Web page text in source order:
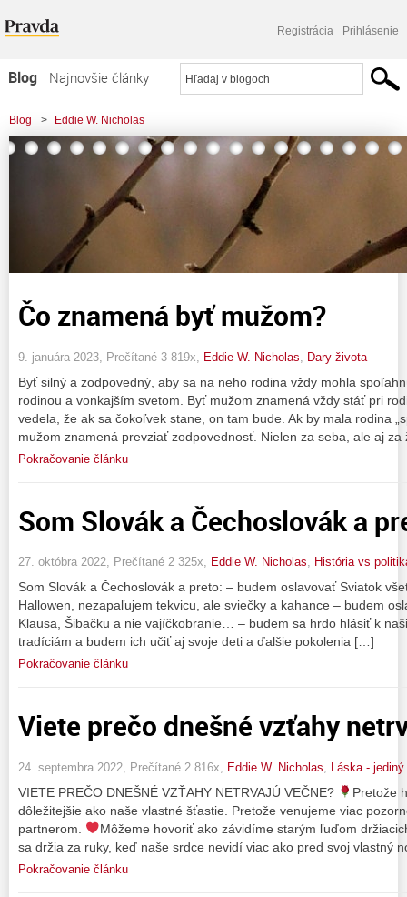
Registrácia Prihlásenie
Blog
Najnovšie články
Najčítanejšie články
Najkomentovanejšie články
Komerčné blogy
Blog > Eddie W. Nicholas
Čo znamená byť mužom?
9. januára 2023, Prečítané 3 819x, Eddie W. Nicholas Dary života
Byť silný a zodpovedný, aby sa na neho rodina vždy mohla
rodinou a vonkajším svetom. Byť mužom znamená vždy stáť pri
vedela, že ak sa čokoľvek stane, on tam bude. Ak by mala rodina
mužom znamená prevziať zodpovednosť. Nielen za seba, ale aj
Pokračovanie článku
Som Slovák a Čechoslovák a
27. októbra 2022, Prečítané 2 325x, Eddie W. Nicholas, História vs
Som Slovák a Čechoslovák a preto: – budem oslavovať Sviatok
Hallowen, nezapaľujem tekvicu, ale sviečky a kahance – budem
Klausa, Šibačku a nie vajíčkobranie… – budem sa hrdo hlásiť k
tradíciám a budem ich učiť aj svoje deti a ďalšie pokolenia […]
Pokračovanie článku
Viete prečo dnešné vzťahy
24. septembra 2022, Prečítané 2 816x, Eddie W. Nicholas Láska -
VIETE PREČO DNEŠNÉ VZŤAHY NETRVAJÚ VEČNE?
Pretože
dôležitejšie ako naše vlastné šťastie. Pretože venujeme viac
partnerom.
Môžeme hovoriť ako závidíme starým ľuďom
sa držia za ruky, keď naše srdce nevidí viac ako pred svoj vlastný
Pokračovanie článku